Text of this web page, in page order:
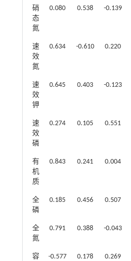
硝
态
氮
0.080 0.538 -0.139
速
效
氮
0.634 -0.610 0.220
速
效
钾
0.645 0.403 -0.123
速
效
磷
0.274 0.105 0.551
有
机
质
0.843 0.241 0.004
全
磷
0.185 0.456 0.507
全
氮
0.791 0.388 -0.043
容
-0.577 0.178 0.269